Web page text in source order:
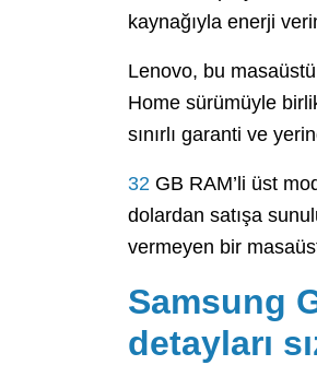
kaynağıyla enerji
Lenovo, bu
Home sürümüyle
sınırlı garanti ve
32 GB RAM’li üst
dolardan satışa
vermeyen bir
Samsung
detayları